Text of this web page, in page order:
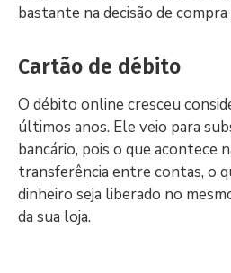
bastante na decisão de
Cartão de débito
O débito online cresceu
últimos anos. Ele veio para
bancário, pois o que acontece
transferência entre contas, o
dinheiro seja liberado no
da sua loja.